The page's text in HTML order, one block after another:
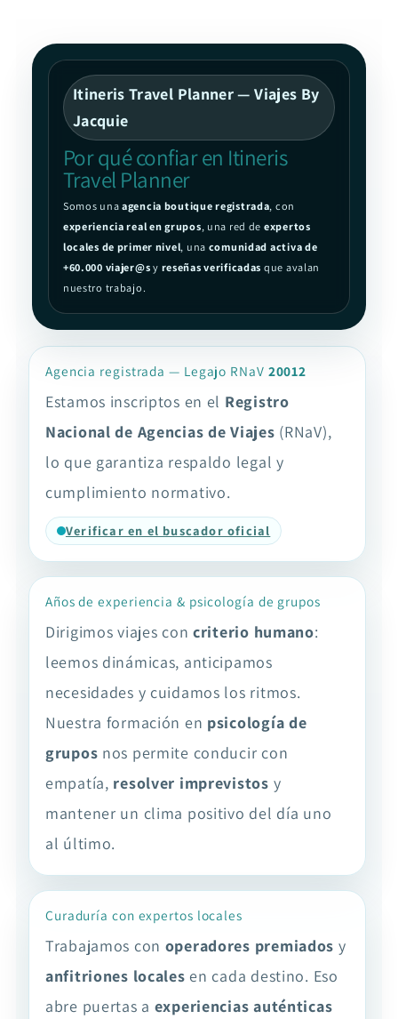
al contenido
Itineris Travel Planner — Viajes By
Jacquie
Por qué confiar en Itineris
Travel Planner
Somos unaagencia boutique registrada, con
experiencia real en grupos, una red de expertos
locales de primer nivel, una comunidad activa de
+60.000 viajer@sy reseñas verificadas que avalan
nuestro trabajo.
Agencia registrada — Legajo RNaV 20012
Estamos inscriptos en el Registro
Nacional de Agencias de Viajes (RNaV),
lo que garantiza respaldo legal y
cumplimiento normativo.
Verificar en el buscador oficial
Años de experiencia & psicología de grupos
Dirigimos viajes concriterio humano:
leemos dinámicas, anticipamos
necesidades y cuidamos los ritmos.
Nuestra formación en psicología de
grupos nos permite conducir con
empatía, resolver imprevistos y
mantener un clima positivo del día uno
al último.
Curaduría con expertos locales
Trabajamos con operadores premiados y
anfitriones locales en cada destino. Eso
abre puertas a experiencias auténticas